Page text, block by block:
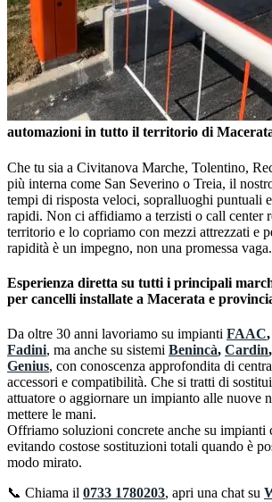
automazioni in tutto il territorio di
Che tu sia a Civitanova Marche, Tolentino,
più interna come San Severino o Treia, il
tempi di risposta veloci, sopralluoghi puntuali
rapidi. Non ci affidiamo a terzisti o call center
territorio e lo copriamo con mezzi attrezzati e
rapidità è un impegno, non una promessa vaga.
Esperienza diretta su tutti i principali
per cancelli installate a Macerata e
Da oltre 30 anni lavoriamo su impianti FAAC,
Fadini, ma anche su sistemi Benincà, Cardin,
Genius, con conoscenza approfondita di
accessori e compatibilità. Che si tratti di
attuatore o aggiornare un impianto alle nuove
mettere le mani.
Offriamo soluzioni concrete anche su impianti
evitando costose sostituzioni totali quando è
modo mirato.
📞 Chiama il 0733 1780203, apri una chat su